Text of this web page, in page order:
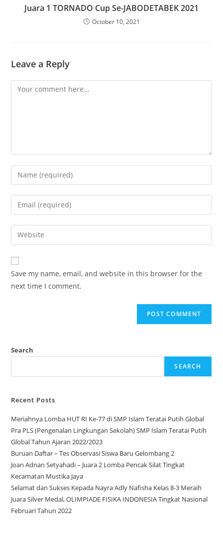
Juara 1 TORNADO Cup Se-JABODETABEK 2021
October 10, 2021
Leave a Reply
Save my name, email, and website in this browser for the
next time I comment.
Search
SEARCH
Recent Posts
Meriahnya Lomba HUT RI Ke-77 di SMP Islam Teratai Putih Global
Pra PLS (Pengenalan Lingkungan Sekolah) SMP Islam Teratai Putih
Global Tahun Ajaran 2022/2023
Buruan Daftar – Tes Observasi Siswa Baru Gelombang 2
Joan Adnan Setyahadi – Juara 2 Lomba Pencak Silat Tingkat
Kecamatan Mustika Jaya
Selamat dan Sukses Kepada Nayra Adly Nafisha Kelas 8-3 Meraih
Juara Silver Medal, OLIMPIADE FISIKA INDONESIA Tingkat Nasional
Februari Tahun 2022